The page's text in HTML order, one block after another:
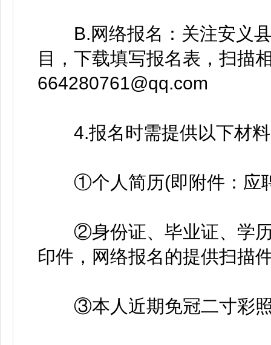
B.网络报名：关注安义县
目，下载填写报名表，扫描
664280761@qq.com
4.报名时需提供以下材
①个人简历(即附件：应
②身份证、毕业证、学历
印件，网络报名的提供扫描
③本人近期免冠二寸彩